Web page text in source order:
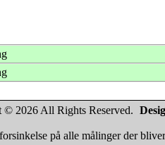
© 2026 All Rights Reserved.
på alle målinger der